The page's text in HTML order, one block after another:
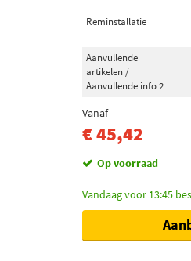
Reminstallatie
Aanvullende
artikelen /
Aanvullende info 2
Vanaf
€ 45,42
Op voorraad
Vandaag voor 13:45